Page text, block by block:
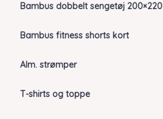
Bambus dobbelt sengetøj 200×220
Bambus fitness shorts kort
Alm. strømper
T-shirts og toppe